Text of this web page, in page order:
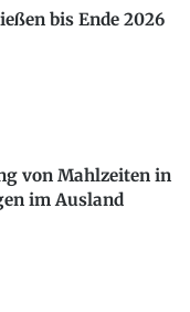
bis Ende 2026
von Mahlzeiten in
im Ausland